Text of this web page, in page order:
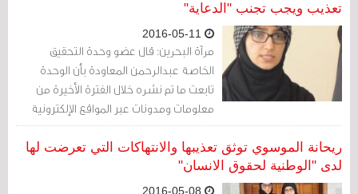
تعذيب ويجب تجنب "الدعاية"
مرآة البحرين: قال عضو وحدة التحقيق
الخاصة عبدالرحمن المعاودة بأن الوحدة
تابعت ما تم نشره خلال الفترة الأخيرة من
معلومات ومدونات عبر المواقع الإلكترونية
ومواقع التواصل الاجتماعي بشأن تعرض
المحكوم عليها ريحانة الموسوي للتعذيب
وإساءة المعاملة أبان فترات القبض والتحقيق
والاحتجاز وقضاء العقوبة المقضي بها عليها
ريحانة الموسوي توثق تعذيبها والانتهاكات التي تعرضت لها
لدى "الوطنية لحقوق الانسان"